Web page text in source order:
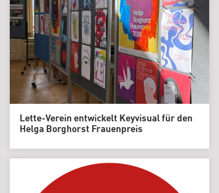
Lette-Verein entwickelt Keyvisual für den
Helga Borghorst Frauenpreis